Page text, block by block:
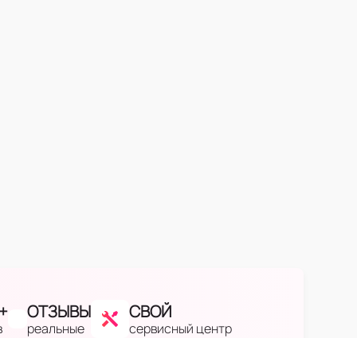
ОТЗЫВЫ
реальные
СВОЙ
сервисный центр